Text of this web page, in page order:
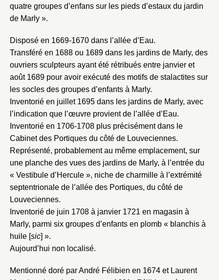
quatre groupes d’enfans sur les pieds d’estaux du jardin
de Marly ».
Disposé en 1669-1670 dans l’allée d’Eau.
Transféré en 1688 ou 1689 dans les jardins de Marly, des
ouvriers sculpteurs ayant été rétribués entre janvier et
août 1689 pour avoir exécuté des motifs de stalactites sur
les socles des groupes d’enfants à Marly.
Inventorié en juillet 1695 dans les jardins de Marly, avec
l’indication que l’œuvre provient de l’allée d’Eau.
Inventorié en 1706-1708 plus précisément dans le
Cabinet des Portiques du côté de Louveciennes.
Représenté, probablement au même emplacement, sur
une planche des vues des jardins de Marly, à l’entrée du
« Vestibule d’Hercule », niche de charmille à l’extrémité
septentrionale de l’allée des Portiques, du côté de
Louveciennes.
Inventorié de juin 1708 à janvier 1721 en magasin à
Marly, parmi six groupes d’enfants en plomb « blanchis à
huile [sic] ».
Aujourd’hui non localisé.
Mentionné doré par André Félibien en 1674 et Laurent
notice
Nom du dossier
Valider
Nouveau dossier
Créer et ajouter
Connexion
Courriel
Mot de passe
Envoyer
Vous n'êtes pas encore inscrit ?Créer un compte
Vous avez oublié votre mot de passe ?